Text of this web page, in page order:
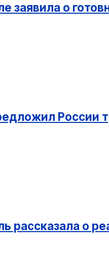
заявила о
России
рассказала о